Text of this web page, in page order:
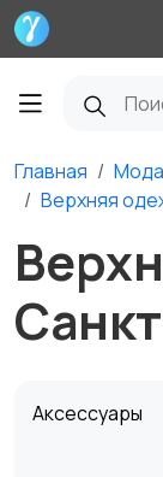
Главная
Верхняя
Аксессуары